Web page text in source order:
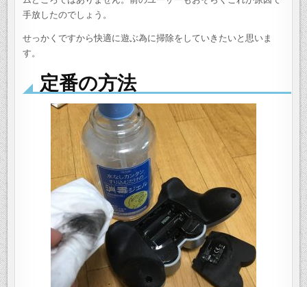
手放したのでしょう。
せっかくですから快適に遊ぶ為に掃除をしていきたいと思いま
す。
定番の方法